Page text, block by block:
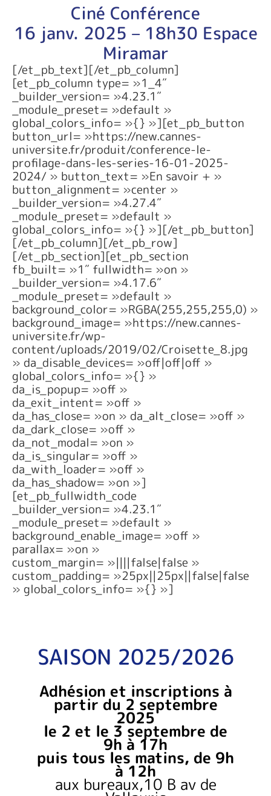
Ciné Conférence
16 janv. 2025 – 18h30 Espace
Miramar
[/et_pb_text][/et_pb_column]
[et_pb_column type= »1_4″
_builder_version= »4.23.1″
_module_preset= »default »
global_colors_info= »{} »][et_pb_button
button_url= »https://new.cannes-
universite.fr/produit/conference-le-
profilage-dans-les-series-16-01-2025-
2024/ » button_text= »En savoir + »
button_alignment= »center »
_builder_version= »4.27.4″
_module_preset= »default »
global_colors_info= »{} »][/et_pb_button]
[/et_pb_column][/et_pb_row]
[/et_pb_section][et_pb_section
fb_built= »1″ fullwidth= »on »
_builder_version= »4.17.6″
_module_preset= »default »
background_color= »RGBA(255,255,255,0) »
background_image= »https://new.cannes-
universite.fr/wp-
content/uploads/2019/02/Croisette_8.jpg
» da_disable_devices= »off|off|off »
global_colors_info= »{} »
da_is_popup= »off »
da_exit_intent= »off »
da_has_close= »on » da_alt_close= »off »
da_dark_close= »off »
da_not_modal= »on »
da_is_singular= »off »
da_with_loader= »off »
da_has_shadow= »on »]
[et_pb_fullwidth_code
_builder_version= »4.23.1″
_module_preset= »default »
background_enable_image= »off »
parallax= »on »
custom_margin= »||||false|false »
custom_padding= »25px||25px||false|false
» global_colors_info= »{} »]
SAISON 2025/2026
Adhésion et inscriptions à
partir du 2 septembre
2025
le 2 et le 3 septembre de
9h à 17h
puis tous les matins, de 9h
à 12h
aux bureaux,10 B av de